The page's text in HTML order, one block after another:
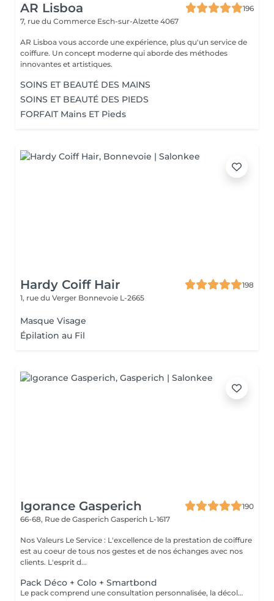
AR Lisboa
196
7, rue du Commerce Esch-sur-Alzette 4067
AR Lisboa vous accorde une expérience, plus qu'un service de
coiffure. Un concept moderne qui aborde des méthodes
innovantes et artistiques.
SOINS ET BEAUTÉ DES MAINS
SOINS ET BEAUTÉ DES PIEDS
FORFAIT Mains ET Pieds
Hardy Coiff Hair
198
1, rue du Verger Bonnevoie L-2665
Masque Visage
Épilation au Fil
Igorance Gasperich
190
66-68, Rue de Gasperich Gasperich L-1617
Nos Valeurs Le Service : L'excellence de la prestation de coiffure
est au coeur de tous nos gestes et de nos échanges avec nos
clients. L'esprit d...
Pack Déco + Colo + Smartbond
Le pack comprend une consultation personnalisée, la décoloration avec son protecteur et le gloss avec les produits LOREAL PROFESSIONNEL , shampooing et conditionneur spécifiques REDKEN , le séchage et les produits de styling REDKEN Option Coupe : la coupe IGORANCE (finition sur cheveux secs), le séchage et les produits de styling REDKEN. * Tarifs à titre indicatifs à confirmer après la consultation personnalisée établit auprès de votre coiffeur/stylist/spécialiste * La direction se réserve le droit d’apporter des modifications pour le bon fonctionnement du salon